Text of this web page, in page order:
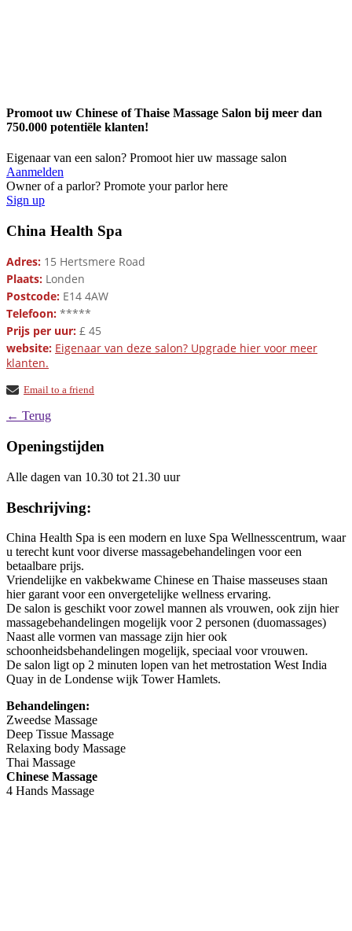
Promoot uw Chinese of Thaise Massage Salon bij meer dan
750.000 potentiële klanten!
Eigenaar van een salon? Promoot hier uw massage salon
Aanmelden
Owner of a parlor? Promote your parlor here
Sign up
China Health Spa
Adres: 15 Hertsmere Road
Plaats: Londen
Postcode: E14 4AW
Telefoon: *****
Prijs per uur: £ 45
website: Eigenaar van deze salon? Upgrade hier voor meer
klanten.
Email to a friend
← Terug
Openingstijden
Alle dagen van 10.30 tot 21.30 uur
Beschrijving:
China Health Spa is een modern en luxe Spa Wellnesscentrum, waar
u terecht kunt voor diverse massagebehandelingen voor een
betaalbare prijs.
Vriendelijke en vakbekwame Chinese en Thaise masseuses staan
hier garant voor een onvergetelijke wellness ervaring.
De salon is geschikt voor zowel mannen als vrouwen, ook zijn hier
massagebehandelingen mogelijk voor 2 personen (duomassages)
Naast alle vormen van massage zijn hier ook
schoonheidsbehandelingen mogelijk, speciaal voor vrouwen.
De salon ligt op 2 minuten lopen van het metrostation West India
Quay in de Londense wijk Tower Hamlets.
Behandelingen:
Zweedse Massage
Deep Tissue Massage
Relaxing body Massage
Thai Massage
Chinese Massage
4 Hands Massage